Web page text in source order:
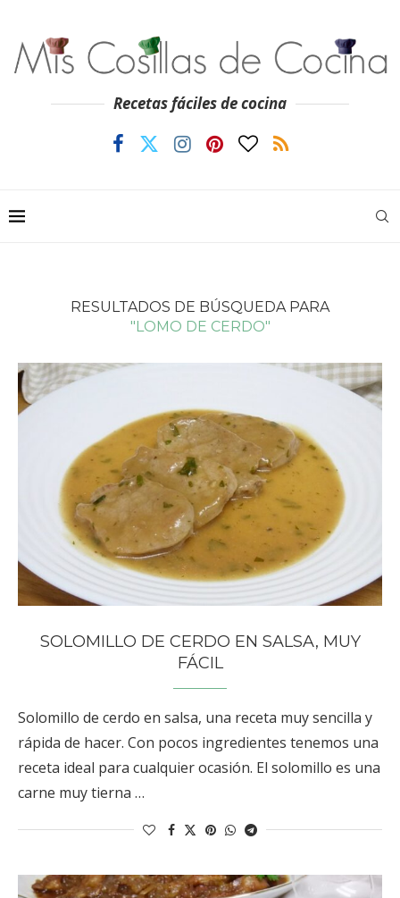
Recetas fáciles de cocina
RESULTADOS DE BÚSQUEDA PARA
"LOMO DE CERDO"
SOLOMILLO DE CERDO EN SALSA, MUY
FÁCIL
Solomillo de cerdo en salsa, una receta muy sencilla y
rápida de hacer. Con pocos ingredientes tenemos una
receta ideal para cualquier ocasión. El solomillo es una
carne muy tierna …